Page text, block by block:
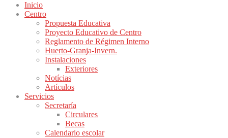
Inicio
Centro
Propuesta Educativa
Proyecto Educativo de Centro
Reglamento de Régimen Interno
Huerto-Granja-Invern.
Instalaciones
Exteriores
Notícias
Artículos
Servicios
Secretaría
Circulares
Becas
Calendario escolar